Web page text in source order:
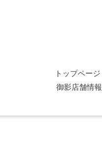
トップページ
御影店舗情報